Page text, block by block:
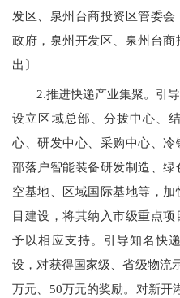
发区、泉州台商投资区管委
政府，泉州开发区、泉州台商
出〕
2.推进快递产业集聚。引导
设立区域总部、分拨中心、
心、研发中心、采购中心、
部落户智能装备研发制造、
空基地、区域国际基地等，
目建设，将其纳入市级重点
予以相应支持。引导知名快
设，对获得国家级、省级物流
万元、50万元的奖励。对新开